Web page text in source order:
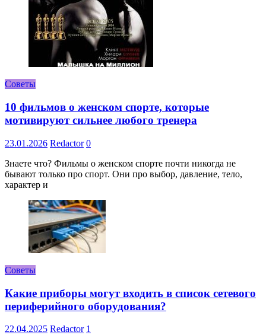
Советы
10 фильмов о женском спорте, которые
мотивируют сильнее любого тренера
23.01.2026 Redactor 0
Знаете что? Фильмы о женском спорте почти никогда не
бывают только про спорт. Они про выбор, давление, тело,
характер и
Советы
Какие приборы могут входить в список сетевого
периферийного оборудования?
22.04.2025 Redactor 1